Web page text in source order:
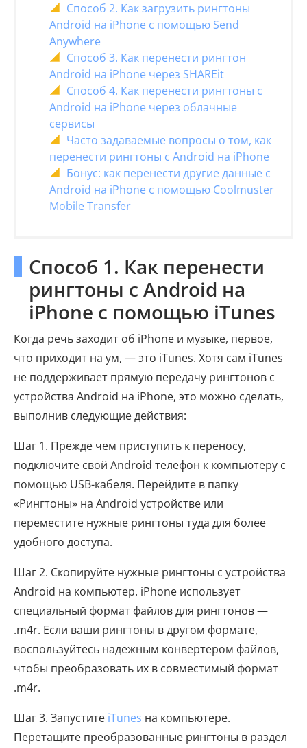
Способ 2. Как загрузить рингтоны
Android на iPhone с помощью Send
Anywhere
Способ 3. Как перенести рингтон
Android на iPhone через SHAREit
Способ 4. Как перенести рингтоны с
Android на iPhone через облачные
сервисы
Часто задаваемые вопросы о том, как
перенести рингтоны с Android на iPhone
Бонус: как перенести другие данные с
Android на iPhone с помощью Coolmuster
Mobile Transfer
Способ 1. Как перенести
рингтоны с Android на
iPhone с помощью iTunes
Когда речь заходит об iPhone и музыке, первое,
что приходит на ум, — это iTunes. Хотя сам iTunes
не поддерживает прямую передачу рингтонов с
устройства Android на iPhone, это можно сделать,
выполнив следующие действия:
Шаг 1. Прежде чем приступить к переносу,
подключите свой Android телефон к компьютеру с
помощью USB-кабеля. Перейдите в папку
«Рингтоны» на Android устройстве или
переместите нужные рингтоны туда для более
удобного доступа.
Шаг 2. Скопируйте нужные рингтоны с устройства
Android на компьютер. iPhone использует
специальный формат файлов для рингтонов —
.m4r. Если ваши рингтоны в другом формате,
воспользуйтесь надежным конвертером файлов,
чтобы преобразовать их в совместимый формат
.m4r.
Шаг 3. Запустите iTunes на компьютере.
Перетащите преобразованные рингтоны в раздел